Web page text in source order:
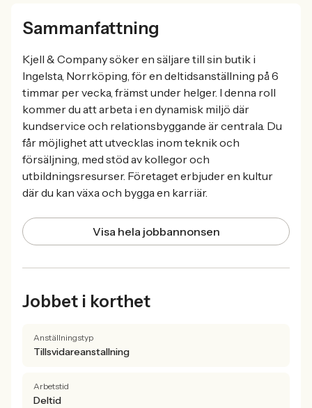
Sammanfattning
Kjell & Company söker en säljare till sin butik i
Ingelsta, Norrköping, för en deltidsanställning på 6
timmar per vecka, främst under helger. I denna roll
kommer du att arbeta i en dynamisk miljö där
kundservice och relationsbyggande är centrala. Du
får möjlighet att utvecklas inom teknik och
försäljning, med stöd av kollegor och
utbildningsresurser. Företaget erbjuder en kultur
där du kan växa och bygga en karriär.
Visa hela jobbannonsen
Jobbet i korthet
Anställningstyp
Tillsvidareanstallning
Arbetstid
Deltid